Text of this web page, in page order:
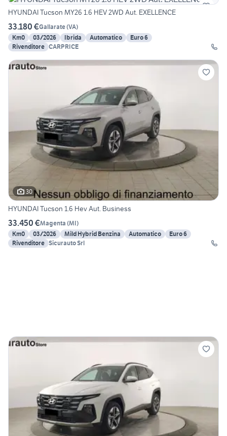
HYUNDAI Tucson MY26 1.6 HEV 2WD Aut. EXELLENCE
33.180 €Gallarate(VA)
Km0
03/2026 Ibrida Automatico
Euro 6
Rivenditore CARPRICE
30
HYUNDAI Tucson 1.6 Hev Aut. Business
33.450 €Magenta (MI)
Km0
03/2026 Mild Hybrid Benzina Automatico
Euro 6
Rivenditore Sicurauto Srl